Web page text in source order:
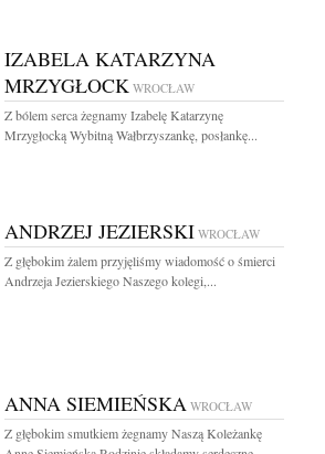
IZABELA KATARZYNA
MRZYGŁOCK WROCŁAW
Z bólem serca żegnamy Izabelę Katarzynę
Mrzygłocką Wybitną Wałbrzyszankę, posłankę...
ANDRZEJ JEZIERSKI WROCŁAW
Z głębokim żalem przyjęliśmy wiadomość o śmierci
Andrzeja Jezierskiego Naszego kolegi,...
ANNA SIEMIEŃSKA WROCŁAW
Z głębokim smutkiem żegnamy Naszą Koleżankę